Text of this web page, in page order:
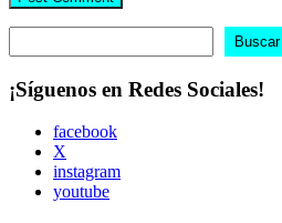
Buscar
¡Síguenos en Redes Sociales!
facebook
X
instagram
youtube